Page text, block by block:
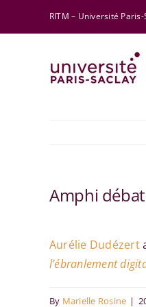
RITM – Université
Amphi débat
Aurélie Dudézert
l’ébranlement
By Marielle Rosine |